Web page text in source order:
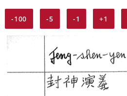
-100 -5 -1 +1